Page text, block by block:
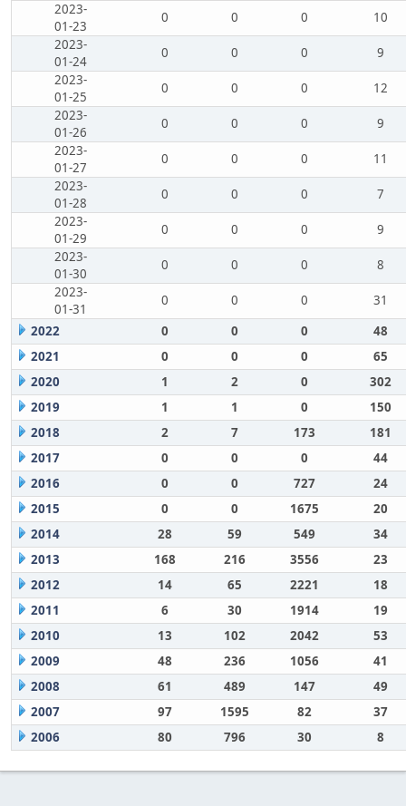
2023-
01-23
0 0 0
10
2023-
01-24
0 0 0
9
2023-
01-25
0 0 0
12
2023-
01-26
0 0 0
9
2023-
01-27
0 0 0
11
2023-
01-28
0 0 0
7
2023-
01-29
0 0 0
9
2023-
01-30
0 0 0
8
2023-
01-31
0 0 0
31
2022
0 0 0
48
2021
0 0 0
65
2020
1 2 0
302
2019
1 1 0
150
2018
2 7 173
181
2017
0 0 0
44
2016
0 0 727
24
2015
0 0 1675
20
2014
28 59 549
34
2013
168 216 3556
23
2012
14 65 2221
18
2011
6 30 1914
19
2010
13 102 2042
53
2009
48 236 1056
41
2008
61 489 147
49
2007
97 1595 82
37
2006
80 796 30 8